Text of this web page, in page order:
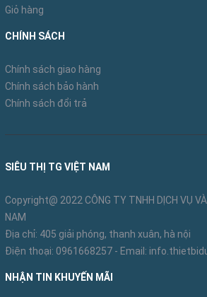
Giỏ hàng
CHÍNH SÁCH
Chính sách giao hàng
Chính sách bảo hành
Chính sách đổi trả
SIÊU THỊ TG VIỆT NAM
Copyright@ 2022 CÔNG TY TNHH DỊCH VỤ
NAM
Địa chỉ: 405 giải phóng, thanh xuân, hà nội
Điện thoại: 0961668257 - Email:
NHẬN TIN KHUYẾN MÃI